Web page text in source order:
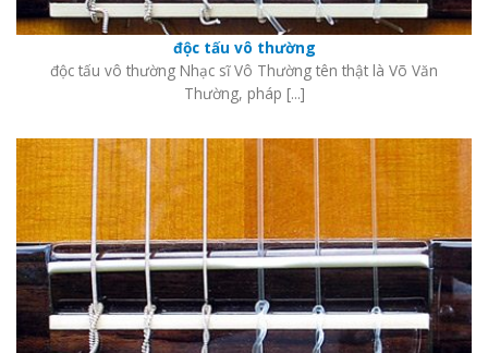
độc tấu vô thường
độc tấu vô thường Nhạc sĩ Vô Thường tên thật là Võ Văn
Thường, pháp [...]